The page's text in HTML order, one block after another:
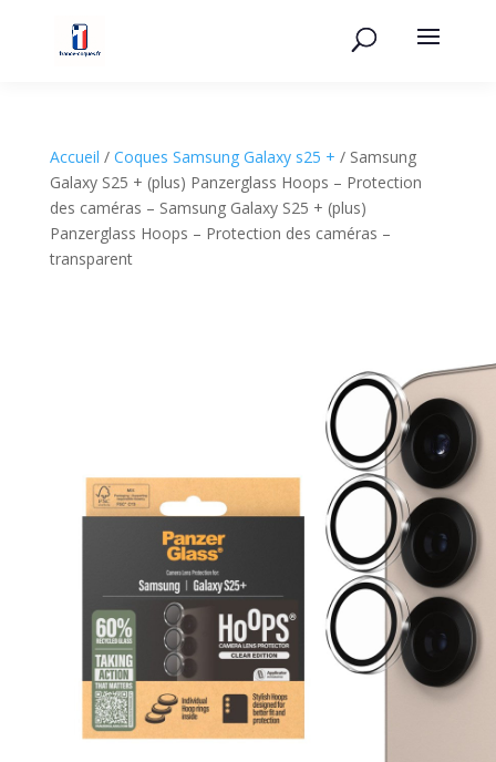
Accueil / Coques Samsung Galaxy s25 + / Samsung
Galaxy S25 + (plus) Panzerglass Hoops – Protection
des caméras – Samsung Galaxy S25 + (plus)
Panzerglass Hoops – Protection des caméras –
transparent